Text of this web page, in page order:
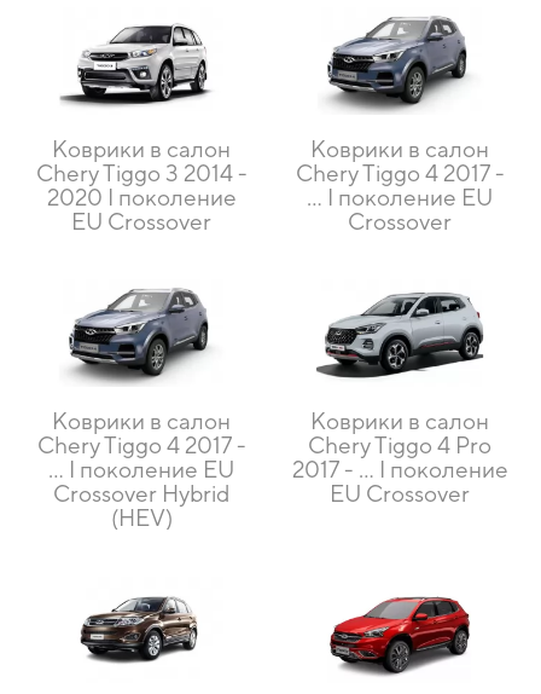
Коврики в салон
Chery Tiggo 3 2014 -
2020 I поколение
EU Crossover
Коврики в салон
Chery Tiggo 4 2017 -
… I поколение EU
Crossover
Коврики в салон
Chery Tiggo 4 2017 -
… I поколение EU
Crossover Hybrid
(HEV)
Коврики в салон
Chery Tiggo 4 Pro
2017 - … I поколение
EU Crossover